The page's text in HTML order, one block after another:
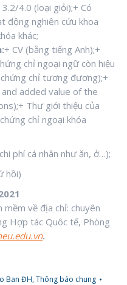
4.0 (loại giỏi);+ Có
động nghiên cứu khoa
khác;
+ CV (bằng tiếng Anh);+
chỉ ngoại ngữ còn hiệu
chỉ tương đương);+
added value of the
Thư giới thiệu của
chỉ ngoại khóa
phí cá nhân như ăn, ở…);
hồi)
về địa chỉ: chuyên
Hợp tác Quôc tế, Phòng
.
Ban ĐH,Thông báo chung